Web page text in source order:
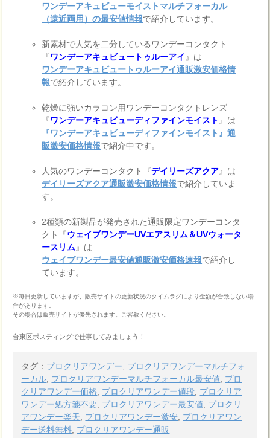
ワンデーアキュビューモイストマルチフォーカル
（遠近両用）の最安値情報で紹介しています。
新素材で人気を二分しているワンデーコンタクト
『ワンデーアキュビュートゥルーアイ 』は
ワンデーアキュビュートゥルーアイ通販激安価格情
報で紹介しています。
乾燥に強いカラコン用ワンデーコンタクトレンズ
『ワンデーアキュビューディファインモイスト 』は
『ワンデーアキュビューディファインモイスト』通
販激安価格情報で紹介中です。
人気のワンデーコンタクト『デイリーズアクア』は
デイリーズアクア通販激安価格情報で紹介していま
す。
2種類の新製品が発売された通販限定ワンデーコンタ
クト『ウェイブワンデーUVエアスリム＆UVウォータ
ースリム 』は
ウェイブワンデー最安値通販激安価格速報で紹介し
ています。
※毎日更新していますが、販売サイトの更新状況のタイムラグにより金額が合致しない場
合があります。
その場合は販売サイトが優先されます。ご容赦ください。
台東区ポスティングで仕事してみましょう！
タグ： プロクリアワンデー
プロクリアワンデーマルチフォ
ーカル プロクリアワンデーマルチフォーカル最安値
プロ
クリアワンデー価格
プロクリアワンデー値段 プロクリア
ワンデー処方箋不要 プロクリアワンデー最安値
プロクリ
アワンデー楽天
プロクリアワンデー激安 プロクリアワン
デー送料無料 プロクリアワンデー通販